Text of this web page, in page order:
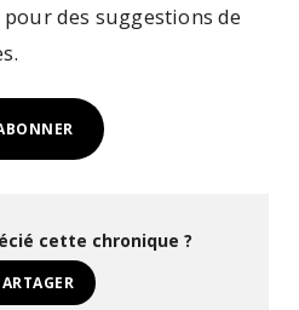
pour des suggestions de
cette chronique ?